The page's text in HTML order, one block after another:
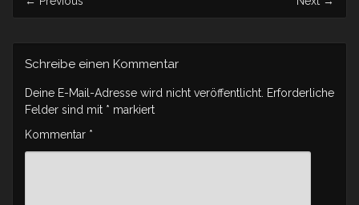
Schreibe einen Kommentar
Deine E-Mail-Adresse wird nicht veröffentlicht. Erforderliche
Felder sind mit * markiert
Kommentar *